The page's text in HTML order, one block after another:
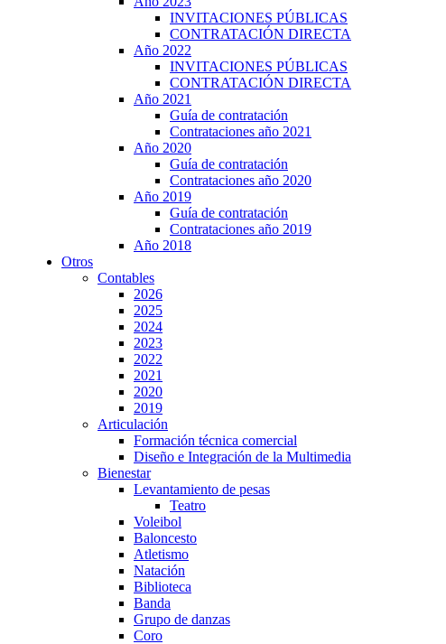
INVITACIONES PÚBLICAS
CONTRATACIÓN DIRECTA
Año 2022
INVITACIONES PÚBLICAS
CONTRATACIÓN DIRECTA
Año 2021
Guía de contratación
Contrataciones año 2021
Año 2020
Guía de contratación
Contrataciones año 2020
Año 2019
Guía de contratación
Contrataciones año 2019
Año 2018
Otros
Contables
2026
2025
2024
2023
2022
2021
2020
2019
Articulación
Formación técnica comercial
Diseño e Integración de la Multimedia
Bienestar
Levantamiento de pesas
Teatro
Voleibol
Baloncesto
Atletismo
Natación
Biblioteca
Banda
Grupo de danzas
Coro